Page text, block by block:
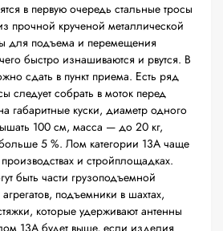
в первую очередь стальные тросы
прочной крученой металлической
для подъема и перемещения
быстро изнашиваются и рвутся. В
сдать в пункт приема. Есть ряд
следует собрать в моток перед
габаритные куски, диаметр одного
100 см, масса — до 20 кг,
5 %. Лом категории 13А чаще
и стройплощадках.
быть части грузоподъемной
подъемники в шахтах,
которые удерживают антенны
13А будет выше, если изделия